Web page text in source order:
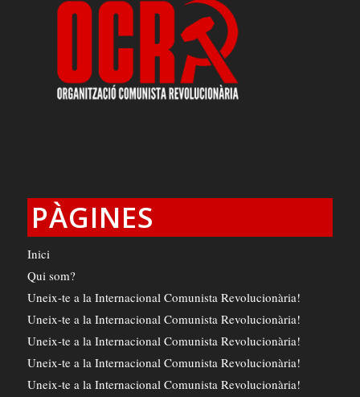
PÀGINES
Inici
Qui som?
Uneix-te a la Internacional Comunista Revolucionària!
Uneix-te a la Internacional Comunista Revolucionària!
Uneix-te a la Internacional Comunista Revolucionària!
Uneix-te a la Internacional Comunista Revolucionària!
Uneix-te a la Internacional Comunista Revolucionària!